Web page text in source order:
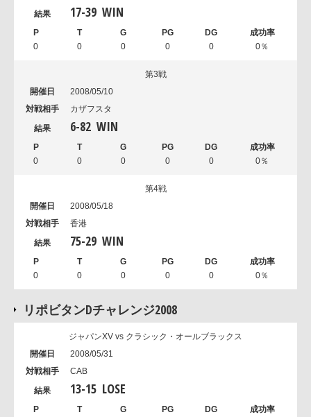
17-39 WIN
0 0 0 0 0 0％
第3戦
2008/05/10
カザフスタ
6-82 WIN
0 0 0 0 0 0％
第4戦
2008/05/18
香港
75-29 WIN
0 0 0 0 0 0％
リポビタンDチャレンジ2008
ジャパンXV vs クラシック・オールブラックス
2008/05/31
CAB
13-15 LOSE